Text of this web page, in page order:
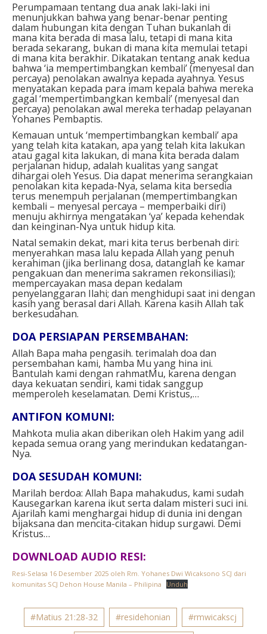
Perumpamaan tentang dua anak laki-laki ini
menunjukkan bahwa yang benar-benar penting
dalam hubungan kita dengan Tuhan bukanlah di
mana kita berada di masa lalu, tetapi di mana kita
berada sekarang, bukan di mana kita memulai tetapi
di mana kita berakhir. Dikatakan tentang anak kedua
bahwa ‘ia mempertimbangkan kembali’ (menyesal dan
percaya) penolakan awalnya kepada ayahnya. Yesus
menyatakan kepada para imam kepala bahwa mereka
gagal ‘mempertimbangkan kembali’ (menyesal dan
percaya) penolakan awal mereka terhadap pelayanan
Yohanes Pembaptis.
Kemauan untuk ‘mempertimbangkan kembali’ apa
yang telah kita katakan, apa yang telah kita lakukan
atau gagal kita lakukan, di mana kita berada dalam
perjalanan hidup, adalah kualitas yang sangat
dihargai oleh Yesus. Dia dapat menerima serangkaian
penolakan kita kepada-Nya, selama kita bersedia
terus menempuh perjalanan (mempertimbangkan
kembali – menyesal percaya – memperbaiki diri)
menuju akhirnya mengatakan ‘ya’ kepada kehendak
dan keinginan-Nya untuk hidup kita.
Natal semakin dekat, mari kita terus berbenah diri:
menyerahkan masa lalu kepada Allah yang penuh
kerahiman (jika berlinang dosa, datanglah ke kamar
pengakuan dan menerima sakramen rekonsiliasi);
mempercayakan masa depan kedalam
penyelanggaran Ilahi; dan menghidupi saat ini dengan
kasih yang berasal dari Allah. Karena kasih Allah tak
berkesudahan.
DOA PERSIAPAN PERSEMBAHAN⁣:
Allah Bapa maha pengasih. terimalah doa dan
persembahan kami, hamba Mu yang hina ini.
Bantulah kami dengan rahmatMu, karena dengan
daya kekuatan sendiri, kami tidak sanggup
memperoleh keselamatan. Demi Kristus,… ⁣
ANTIFON KOMUNI⁣:
Mahkota mulia akan diberikan oleh Hakim yang adil
kepada semua orang yang merindukan kedatangan-
Nya.⁣
DOA SESUDAH KOMUNI:
Marilah berdoa: Allah Bapa mahakudus, kami sudah
Kausegarkan karena ikut serta dalam misteri suci ini.
Ajarilah kami⁣ menghargai hidup di dunia ini dengan
bijaksana dan mencita-citakan hidup surgawi. Demi
Kristus…
DOWNLOAD AUDIO RESI:
Resi-Selasa 16 Desember 2025 oleh Rm. Yohanes Dwi Wicaksono SCJ dari
komunitas SCJ Dehon House Manila – Philipina
Unduh
#Matius 21:28-32 #residehonian #rmwicakscj